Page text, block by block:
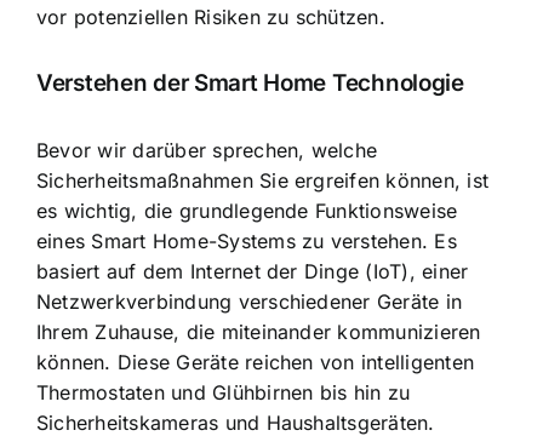
vor potenziellen Risiken zu schützen.
Verstehen der Smart Home Technologie
Bevor wir darüber sprechen, welche
Sicherheitsmaßnahmen Sie ergreifen können, ist
es wichtig, die grundlegende Funktionsweise
eines Smart Home-Systems zu verstehen. Es
basiert auf dem Internet der Dinge (IoT), einer
Netzwerkverbindung verschiedener Geräte in
Ihrem Zuhause, die miteinander kommunizieren
können. Diese Geräte reichen von intelligenten
Thermostaten und Glühbirnen bis hin zu
Sicherheitskameras und Haushaltsgeräten.